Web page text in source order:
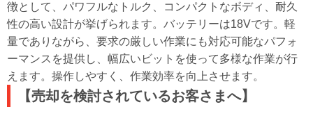
徴として、パワフルなトルク、コンパクトなボディ、耐久
性の高い設計が挙げられます。バッテリーは18Vです。軽
量でありながら、要求の厳しい作業にも対応可能なパフォ
ーマンスを提供し、幅広いビットを使って多様な作業が行
えます。操作しやすく、作業効率を向上させます。
【売却を検討されているお客さまへ】